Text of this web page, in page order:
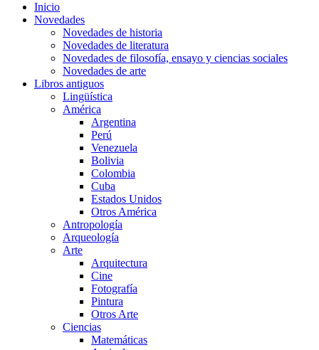
Inicio
Novedades
Novedades de historia
Novedades de literatura
Novedades de filosofía, ensayo y ciencias sociales
Novedades de arte
Libros antiguos
Lingüística
América
Argentina
Perú
Venezuela
Bolivia
Colombia
Cuba
Estados Unidos
Otros América
Antropología
Arqueología
Arte
Arquitectura
Cine
Fotografía
Pintura
Otros Arte
Ciencias
Matemáticas